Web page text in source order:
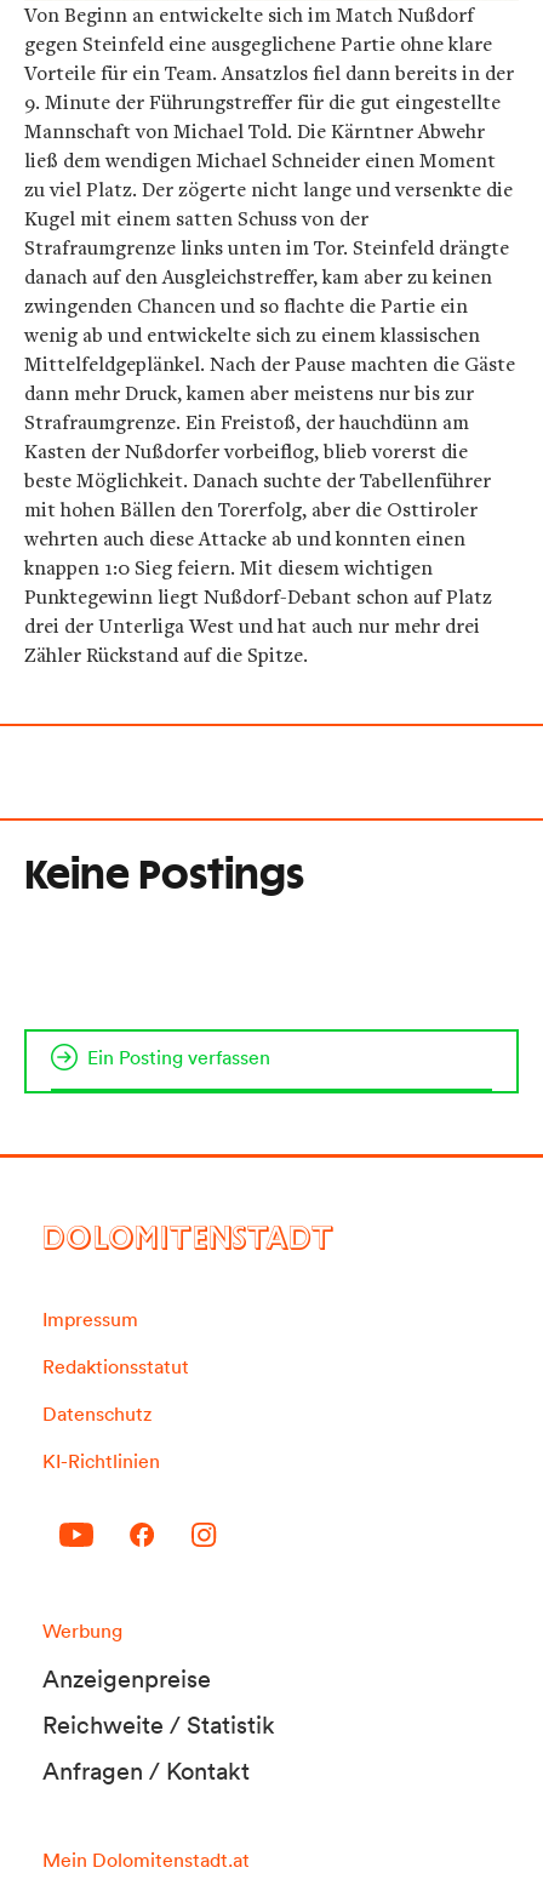
Von Beginn an entwickelte sich im Match Nußdorf
gegen Steinfeld eine ausgeglichene Partie ohne klare
Vorteile für ein Team. Ansatzlos fiel dann bereits in der
9. Minute der Führungstreffer für die gut eingestellte
Mannschaft von Michael Told. Die Kärntner Abwehr
ließ dem wendigen Michael Schneider einen Moment
zu viel Platz. Der zögerte nicht lange und versenkte die
Kugel mit einem satten Schuss von der
Strafraumgrenze links unten im Tor. Steinfeld drängte
danach auf den Ausgleichstreffer, kam aber zu keinen
zwingenden Chancen und so flachte die Partie ein
wenig ab und entwickelte sich zu einem klassischen
Mittelfeldgeplänkel. Nach der Pause machten die Gäste
dann mehr Druck, kamen aber meistens nur bis zur
Strafraumgrenze. Ein Freistoß, der hauchdünn am
Kasten der Nußdorfer vorbeiflog, blieb vorerst die
beste Möglichkeit. Danach suchte der Tabellenführer
mit hohen Bällen den Torerfolg, aber die Osttiroler
wehrten auch diese Attacke ab und konnten einen
knappen 1:0 Sieg feiern. Mit diesem wichtigen
Punktegewinn liegt Nußdorf-Debant schon auf Platz
drei der Unterliga West und hat auch nur mehr drei
Zähler Rückstand auf die Spitze.
Keine Postings
Ein Posting verfassen
DOLOMITENSTADT
Impressum
Redaktionsstatut
Datenschutz
KI-Richtlinien
Werbung
Anzeigenpreise
Reichweite / Statistik
Anfragen / Kontakt
Mein Dolomitenstadt.at